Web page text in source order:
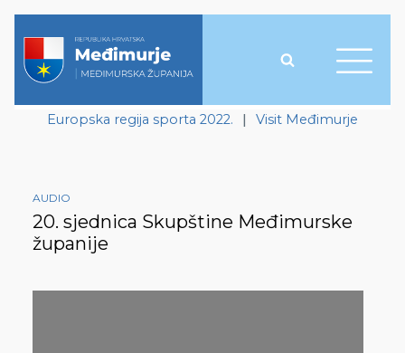
Europska regija sporta 2022. | Visit Međimurje
AUDIO
20. sjednica Skupštine Međimurske
županije